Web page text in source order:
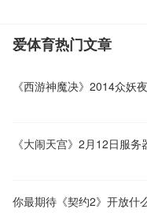
爱体育热门文章
《大闹天宫》2月12日服务